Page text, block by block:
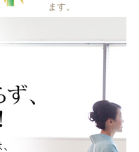
ます。